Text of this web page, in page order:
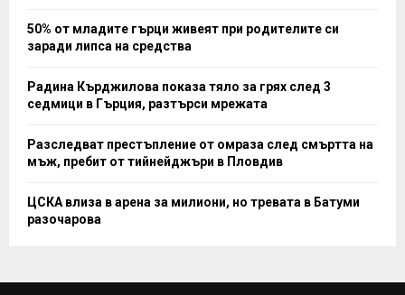
50% от младите гърци живеят при родителите си
заради липса на средства
Радина Кърджилова показа тяло за грях след 3
седмици в Гърция, разтърси мрежата
Разследват престъпление от омраза след смъртта на
мъж, пребит от тийнейджъри в Пловдив
ЦСКА влиза в арена за милиони, но тревата в Батуми
разочарова